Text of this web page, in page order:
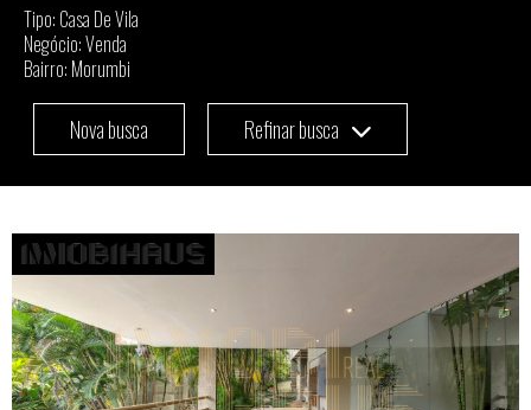
Tipo: Casa De Vila
Negócio: Venda
Bairro: Morumbi
Nova busca Refinar busca